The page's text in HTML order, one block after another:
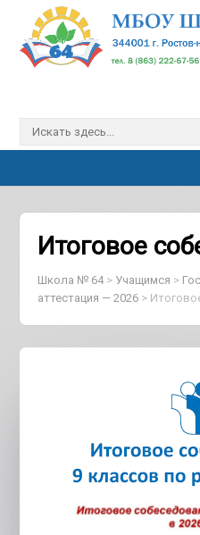
Итоговое
Школа № 64> Учащимся >
аттестация — 2026 >